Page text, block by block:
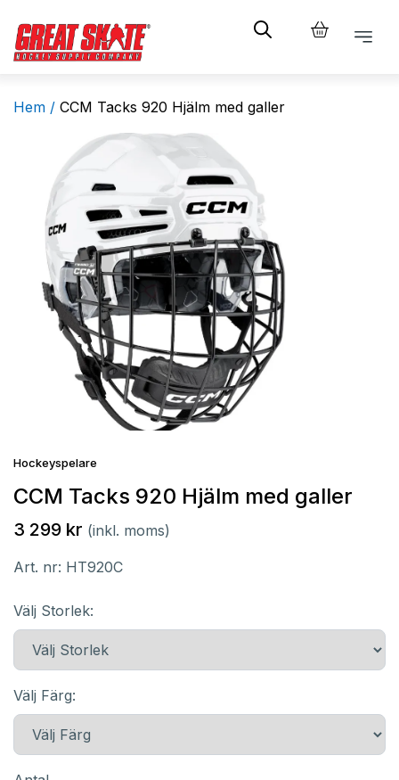
Hem / CCM Tacks 920 Hjälm med galler
Hockeyspelare
CCM Tacks 920 Hjälm med galler
3 299 kr (inkl. moms)
Art. nr: HT920C
Välj Storlek:
Välj Färg: